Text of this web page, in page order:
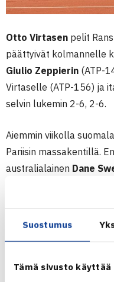
Suostumus
Tämä sivusto
Otto Virtasen pelit
päättyivät kolmannelle
Giulio Zeppierin (ATP-
Virtaselle (ATP-156) ja
selvin lukemin 2-6, 2-6.
Aiemmin viikolla
Pariisin massakentillä.
australialainen Dane
kierroksella Virtanen
uransa tähän kauteen
RANSKAN AVOIMET